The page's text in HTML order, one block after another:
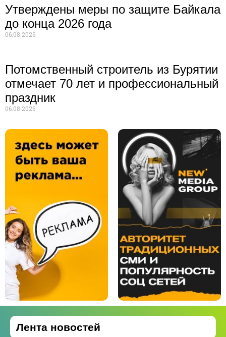
Утверждены меры по защите Байкала
до конца 2026 года
06.08.2026
Потомственный строитель из Бурятии
отмечает 70 лет и профессиональный
праздник
06.08.2026
Лента новостей